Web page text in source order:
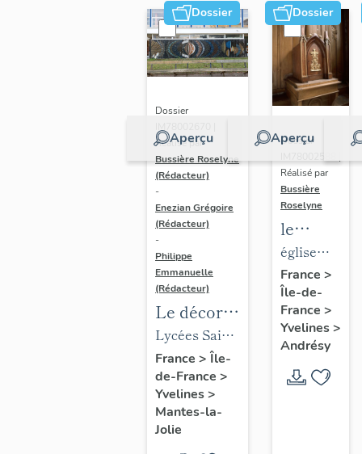
Dossier
Aperçu
Dossier
IM78002670 |
Réalisé par
Bussière Roselyne
(Rédacteur)
-
Enezian Grégoire
(Rédacteur)
-
Philippe
Emmanuelle
(Rédacteur)
Le décor
des lycées
de Mantes
Lycées Saint-
Exupéry et
Jean Rostand
France > Île-
de-France >
Yvelines>
Mantes-la-
Jolie
Dossier
Aperçu
Dossier
Réalisé par
Bussière
Roselyne
le
mobilier
de
l'église
Saint-
Germain-
de-
Paris
église
paroissiale
Saint-
Germain
France >
Île-de-
France >
Yvelines>
Andrésy